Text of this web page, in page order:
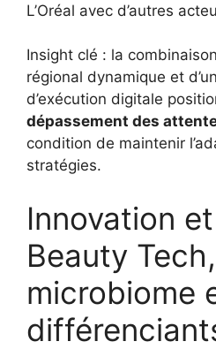
L’Oréal avec d’autres
Insight clé : la combinaison
régional dynamique et
d’exécution digitale
dépassement des
condition de maintenir
stratégies.
Innovation et
Beauty Tech,
microbiome